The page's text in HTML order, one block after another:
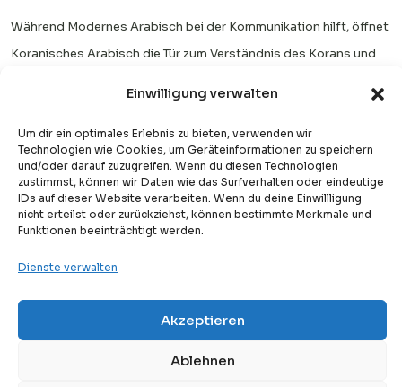
Einwilligung verwalten
Um dir ein optimales Erlebnis zu bieten, verwenden wir
Technologien wie Cookies, um Geräteinformationen zu speichern
und/oder darauf zuzugreifen. Wenn du diesen Technologien
zustimmst, können wir Daten wie das Surfverhalten oder eindeutige
IDs auf dieser Website verarbeiten. Wenn du deine Einwillligung
nicht erteilst oder zurückziehst, können bestimmte Merkmale und
Funktionen beeinträchtigt werden.
Dienste verwalten
Akzeptieren
Ablehnen
Während Modernes Arabisch bei der Kommunikation hilft, öffnet
Koranisches Arabisch die Tür zum Verständnis des Korans und
Kindern zu helfen, in beiden Schritt für Schritt zu wachsen – mit
Geduld und Beständigkeit.
Wenn Lernen Freude macht und sinnvoll ist, lernen Kinder nicht
nur eine Sprache – sie entwickeln eine lebenslange Verbindung
zum Koran.
FAQs
1. Was ist der Unterschied
zwischen modernem
Kostenlose Probestunde